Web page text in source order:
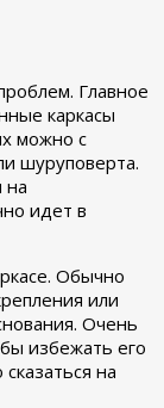
Главное
каркасы
можно с
шуруповерта.
на
идет в
Обычно
или
Очень
избежать его
на